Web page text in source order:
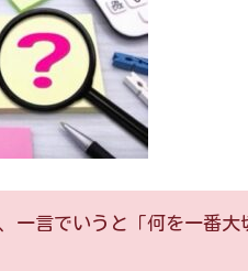
一言でいうと「何を一番大